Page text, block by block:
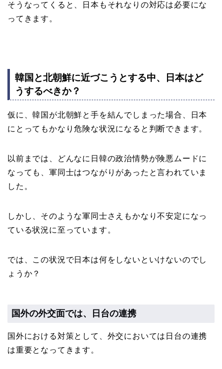
そうなってくると、日本もそれなりの対応は必要にな
ってきます。
韓国と北朝鮮に近づこうとする中、日本はど
うするべきか？
仮に、韓国が北朝鮮と手を結んでしまった場合、日本
にとってもかなり危険な状況になると判断できます。
以前までは、どんなに日韓の政治情勢が険悪ムードに
なっても、軍同士はつながりがあったと言われていま
した。
しかし、そのような軍同士さえもかなり不安定になっ
ている状況に至っています。
では、この状況で日本は何をしないといけないのでし
ょうか？
国外の外交面では、日台の連携
国外における対策として、外交においては日台の連携
は重要となってきます。